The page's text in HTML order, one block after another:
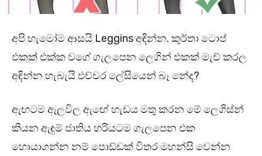
අපි හැමෝම ආසයි Leggins අඳින්න. කුර්තා ටොප්
එකක් එක්ක වගේ ගැලපෙන ලෙගින් එකක් මැච් කරල
අඳින්න හැබැයි එච්චර ලේසියෙන් බෑ නේද?
ඇඟටම ඇලවිල ඇඟේ හැඩය මතු කරන මේ ලෙගිස්න්
කියන ඇඳුම් ජාතිය හරියටම ගැලපෙන එක
හොයාගන්න නම් පොඩ්ඩක් විතර මහන්සි වෙන්න